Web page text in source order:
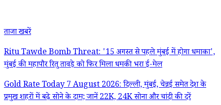
ताजा खबरें
Ritu Tawde Bomb Threat: '15 अगस्त से पहले मुंबई में होगा धमाका',
मुंबई की महापौर रितु तावड़े को फिर मिला धमकी भरा ई-मेल
Gold Rate Today 7 August 2026: दिल्ली, मुंबई, चेन्नई समेत देश के
प्रमुख शहरों में बढ़े सोने के दाम; जानें 22K, 24K सोना और चांदी की दरें